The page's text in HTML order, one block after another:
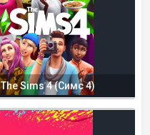
The Sims 4 (Симс 4)